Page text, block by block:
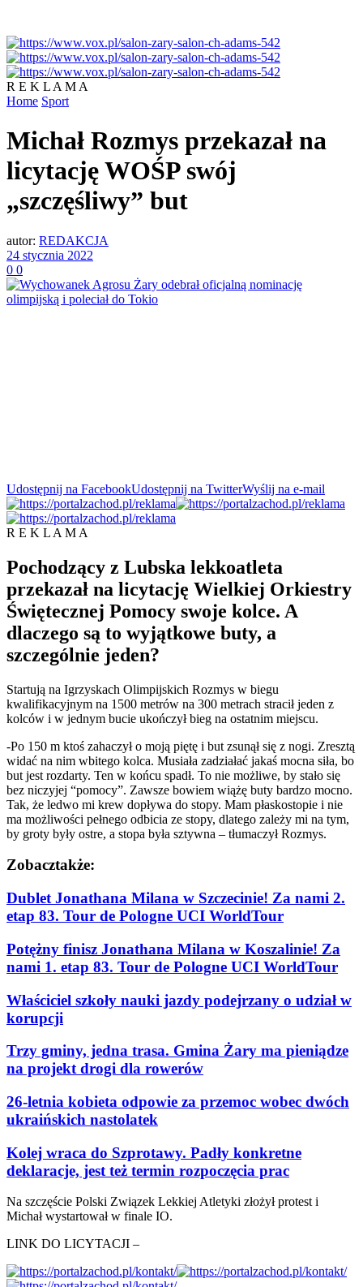
R E K L A M A
Home Sport
Michał Rozmys przekazał na
licytację WOŚP swój
„szczęśliwy” but
autor: REDAKCJA
24 stycznia 2022
0 0
Udostępnij na FacebookUdostępnij na TwitterWyślij na e-mail
R E K L A M A
Pochodzący z Lubska lekkoatleta
przekazał na licytację Wielkiej Orkiestry
Świętecznej Pomocy swoje kolce. A
dlaczego są to wyjątkowe buty, a
szczególnie jeden?
Startują na Igrzyskach Olimpijskich Rozmys w biegu
kwalifikacyjnym na 1500 metrów na 300 metrach stracił jeden z
kolców i w jednym bucie ukończył bieg na ostatnim miejscu.
-Po 150 m ktoś zahaczył o moją piętę i but zsunął się z nogi. Zresztą
widać na nim wbitego kolca. Musiała zadziałać jakaś mocna siła, bo
but jest rozdarty. Ten w końcu spadł. To nie możliwe, by stało się
bez niczyjej “pomocy”. Zawsze bowiem wiążę buty bardzo mocno.
Tak, że ledwo mi krew dopływa do stopy. Mam płaskostopie i nie
ma możliwości pełnego odbicia ze stopy, dlatego zależy mi na tym,
by groty były ostre, a stopa była sztywna – tłumaczył Rozmys.
Zobacztakże:
Dublet Jonathana Milana w Szczecinie! Za nami 2.
etap 83. Tour de Pologne UCI WorldTour
Potężny finisz Jonathana Milana w Koszalinie! Za
nami 1. etap 83. Tour de Pologne UCI WorldTour
Właściciel szkoły nauki jazdy podejrzany o udział w
korupcji
Trzy gminy, jedna trasa. Gmina Żary ma pieniądze
na projekt drogi dla rowerów
26-letnia kobieta odpowie za przemoc wobec dwóch
ukraińskich nastolatek
Kolej wraca do Szprotawy. Padły konkretne
deklaracje, jest też termin rozpoczęcia prac
Na szczęście Polski Związek Lekkiej Atletyki złożył protest i
Michał wystartował w finale IO.
LINK DO LICYTACJI –